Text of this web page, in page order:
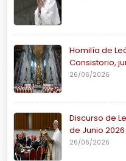
Homilía de
Consistorio,
26/06/2026
Discurso de
de Junio 2026
26/06/2026